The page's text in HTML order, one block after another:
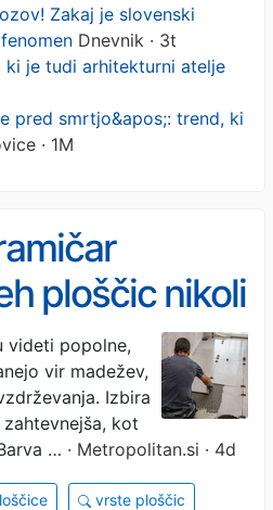
Zakaj je slovenski
Dnevnik · 3t
ki je tudi arhitekturni atelje
pred smrtjo&apos;: trend, ki
· 1M
ploščic nikoli
svojem
tudi razloge,
videti popolne,
vir madežev,
Izbira
kot
… · Metropolitan.si · 4d
vrste ploščic